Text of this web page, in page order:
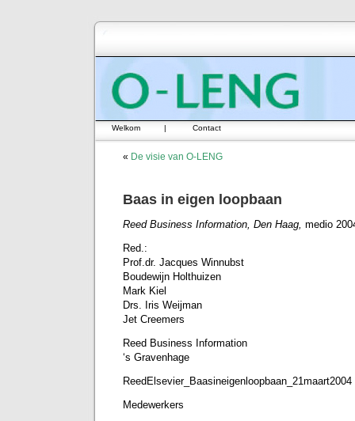
Welkom | Contact
« De visie van O-LENG
Baas in eigen loopbaan
Reed Business Information, Den Haag, medio
Red.:
Prof.dr. Jacques Winnubst
Boudewijn Holthuizen
Mark Kiel
Drs. Iris Weijman
Jet Creemers
Reed Business Information
‘s Gravenhage
ReedElsevier_Baasineigenloopbaan_21maart2004
Medewerkers